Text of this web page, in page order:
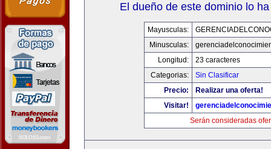
El dueño de este dominio lo
Mayusculas:
Minusculas:
Longitud:
23 caracteres
Categorias:
Sin Clasificar
Precio:
Realizar una oferta!
Visitar!
Serán consideradas